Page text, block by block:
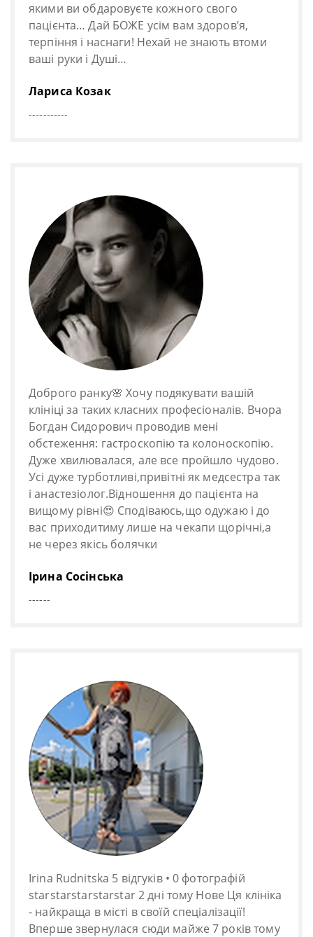
якими ви обдаровуєте кожного свого
пацієнта… Дай БОЖЕ усім вам здоровʼя,
терпіння і наснаги! Нехай не знають втоми
ваші руки і Душі…
Лариса Козак
-----------
Доброго ранку🌸 Хочу подякувати вашій
клініці за таких класних професіоналів. Вчора
Богдан Сидорович проводив мені
обстеження: гастроскопію та колоноскопію.
Дуже хвилювалася, але все пройшло чудово.
Усі дуже турботливі,привітні як медсестра так
і анастезіолог.Відношення до пацієнта на
вищому рівні😍 Сподіваюсь,що одужаю і до
вас приходитиму лише на чекапи щорічні,а
не через якісь болячки
Ірина Сосінська
------
Irina Rudnitska 5 відгуків • 0 фотографій
starstarstarstarstar 2 дні тому Нове Ця клініка
- найкраща в місті в своїй спеціалізації!
Вперше звернулася сюди майже 7 років тому